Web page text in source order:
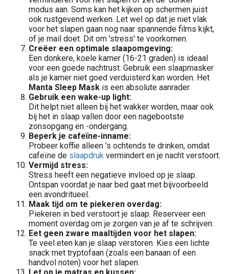
modus aan. Soms kan het kijken op schermen juist
ook rustgevend werken. Let wel op dat je niet vlak
voor het slapen gaan nog naar spannende films kijkt,
of je mail doet. Dit om 'stress' te voorkomen.
Creëer een optimale slaapomgeving:
Een donkere, koele kamer (16-21 graden) is ideaal
voor een goede nachtrust. Gebruik een slaapmasker
als je kamer niet goed verduisterd kan worden. Het
Manta Sleep Mask is een absolute aanrader.
Gebruik een wake-up light:
Dit helpt niet alleen bij het wakker worden, maar ook
bij het in slaap vallen door een nagebootste
zonsopgang en -ondergang.
Beperk je cafeïne-inname:
Probeer koffie alleen ’s ochtends te drinken, omdat
cafeïne de slaapdruk vermindert en je nacht verstoort.
Vermijd stress:
Stress heeft een negatieve invloed op je slaap.
Ontspan voordat je naar bed gaat met bijvoorbeeld
een avondritueel.
Maak tijd om te piekeren overdag:
Piekeren in bed verstoort je slaap. Reserveer een
moment overdag om je zorgen van je af te schrijven.
Eet geen zware maaltijden voor het slapen:
Te veel eten kan je slaap verstoren. Kies een lichte
snack met tryptofaan (zoals een banaan of een
handvol noten) voor het slapen.
Let op je matras en kussen: